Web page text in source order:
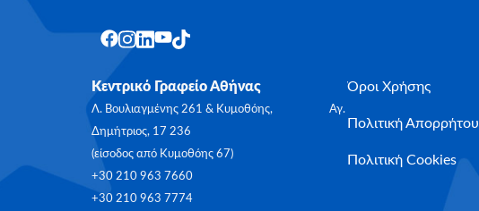
Κεντρικό Γραφείο Αθήνας
Λ. Βουλιαγμένης 261 & Κυμοθόης, Αγ.
Δημήτριος, 17 236
(είσοδος από Κυμοθόης 67)
+30 210 963 7660
+30 210 963 7774
Όροι Χρήσης
Πολιτική Απορρήτου
Πολιτική Cookies